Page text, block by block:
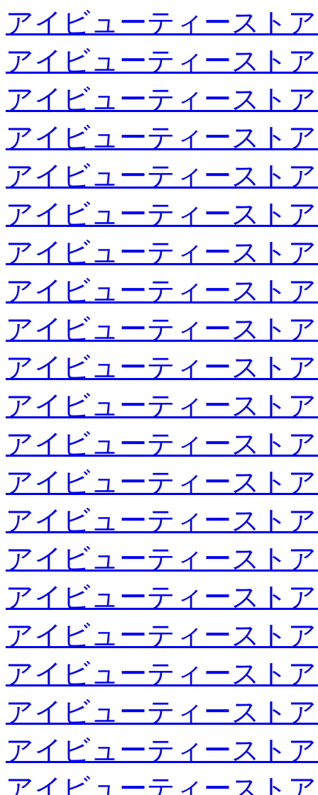
アイビューティースト
アイビューティースト
アイビューティースト
アイビューティースト
アイビューティースト
アイビューティースト
アイビューティースト
アイビューティースト
アイビューティースト
アイビューティースト
アイビューティースト
アイビューティースト
アイビューティースト
アイビューティースト
アイビューティースト
アイビューティースト
アイビューティースト
アイビューティースト
アイビューティースト
アイビューティースト
アイビューティースト